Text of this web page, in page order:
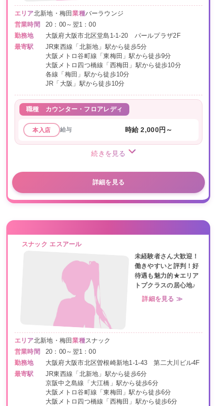
エリア北新地・梅田業種バーラウンジ
営業時間
20：00～翌1：00
勤務地
大阪府大阪市北区堂島1-1-20 パールプラザ2F
最寄駅
JR東西線「北新地」駅から徒歩5分
大阪メトロ谷町線「東梅田」駅から徒歩9分
大阪メトロ四つ橋線「西梅田」駅から徒歩10分
各線「梅田」駅から徒歩10分
JR「大阪」駅から徒歩10分
職種 カウンター・フロアレディ
本入店 給与 時給 2,000円～
続きを見る
詳細を見る
スナック エスアール
未経験者さん大歓迎！
働きやすいと評判！好
待遇も魅力的★エリア
トプクラスの居心地♪
詳細を見る ≫
エリア北新地・梅田業種スナック
営業時間
20：00～翌1：00
勤務地
大阪府大阪市北区曽根崎新地1-1-43 第二大川ビル4F
最寄駅
JR東西線「北新地」駅から徒歩6分
京阪中之島線「大江橋」駅から徒歩6分
大阪メトロ谷町線「東梅田」駅から徒歩6分
大阪メトロ四つ橋線「西梅田」駅から徒歩6分